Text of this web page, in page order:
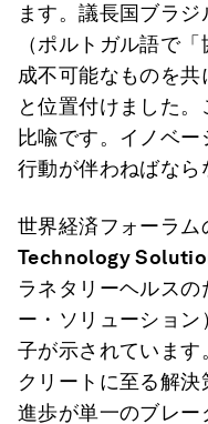
ます。議長国ブラジ
（ポルトガル語で
成不可能なものを共
と位置付けました
比喩です。イノベ
行動が伴わねばなら
世界経済フォーラム
Technology
ラネタリーヘルス
ー・ソリューショ
子が示されていま
クリートに至る解決
進歩が単一のブレ